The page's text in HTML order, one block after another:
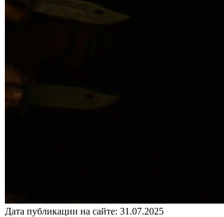
Дата публикации на сайте: 31.07.2025